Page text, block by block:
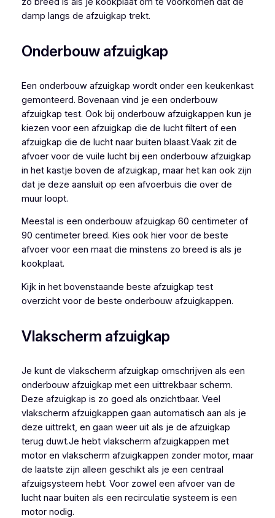
damp langs de afzuigkap trekt.
Onderbouw afzuigkap
Een onderbouw afzuigkap wordt onder een keukenkast
gemonteerd. Bovenaan vind je een onderbouw
afzuigkap test. Ook bij onderbouw afzuigkappen kun je
kiezen voor een afzuigkap die de lucht filtert of een
afzuigkap die de lucht naar buiten blaast.Vaak zit de
afvoer voor de vuile lucht bij een onderbouw afzuigkap
in het kastje boven de afzuigkap, maar het kan ook zijn
dat je deze aansluit op een afvoerbuis die over de
muur loopt.
Meestal is een onderbouw afzuigkap 60 centimeter of
90 centimeter breed. Kies ook hier voor de beste
afvoer voor een maat die minstens zo breed is als je
kookplaat.
Kijk in het bovenstaande beste afzuigkap test
overzicht voor de beste onderbouw afzuigkappen.
Vlakscherm afzuigkap
Je kunt de vlakscherm afzuigkap omschrijven als een
onderbouw afzuigkap met een uittrekbaar scherm.
Deze afzuigkap is zo goed als onzichtbaar. Veel
vlakscherm afzuigkappen gaan automatisch aan als je
deze uittrekt, en gaan weer uit als je de afzuigkap
terug duwt.Je hebt vlakscherm afzuigkappen met
motor en vlakscherm afzuigkappen zonder motor, maar
de laatste zijn alleen geschikt als je een centraal
afzuigsysteem hebt. Voor zowel een afvoer van de
lucht naar buiten als een recirculatie systeem is een
motor nodig.